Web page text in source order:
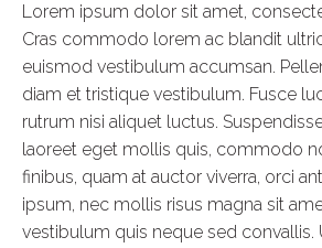
Lorem ipsum dolor sit amet,
Cras commodo lorem ac blandit
euismod vestibulum accumsan.
diam et tristique vestibulum. Fusce
rutrum nisi aliquet luctus.
laoreet eget mollis quis, commodo
finibus, quam at auctor viverra, orci
ipsum, nec mollis risus magna sit
vestibulum quis neque sed convallis.